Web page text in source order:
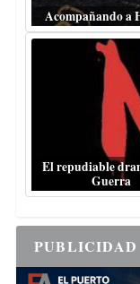
Acompañando a
El repudiable
Guerra
PUBLICIDAD